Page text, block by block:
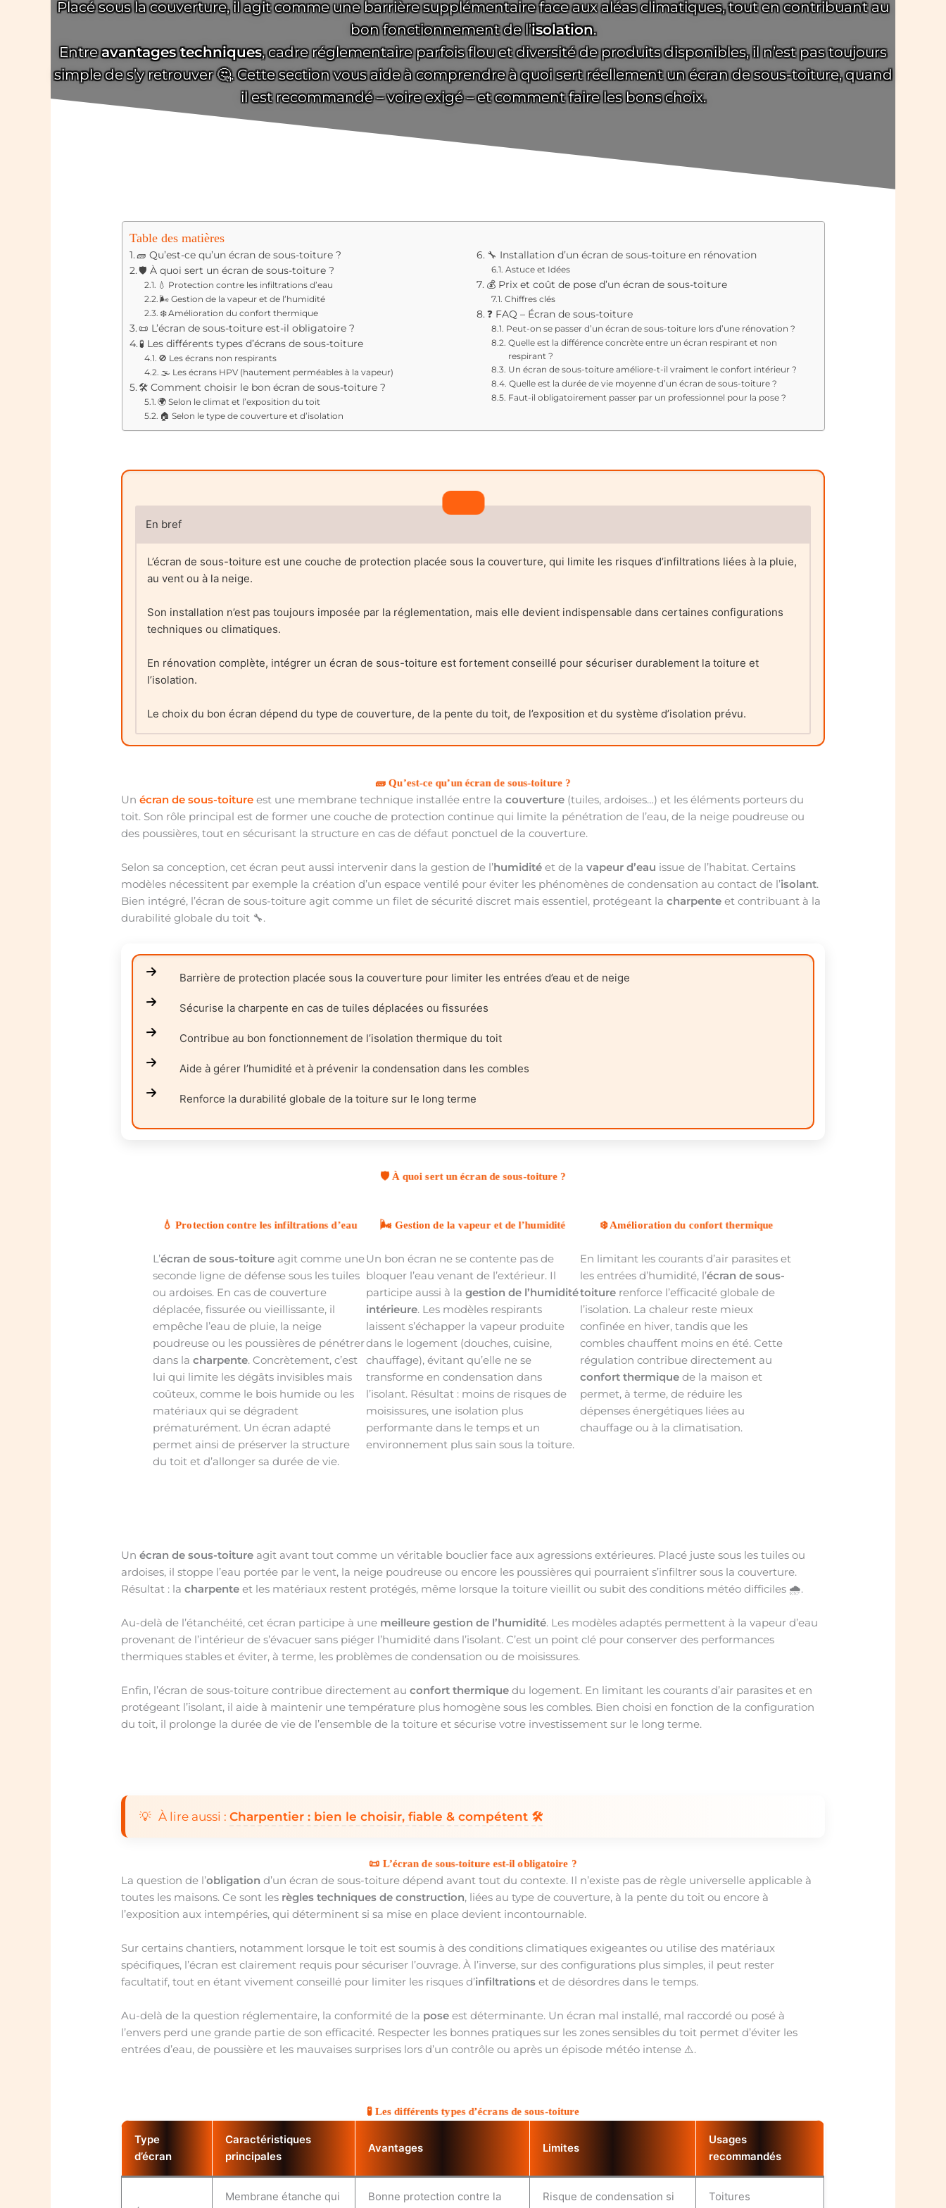
Placé sous la couverture, il agit comme une barrière supplémentaire face aux aléas climatiques, tout en contribuant au
bon fonctionnement de l’isolation.
Entreavantages techniques, cadre réglementaire parfois flou et diversité de produits disponibles, il n’est pas toujours
simple de s’y retrouver 🤔. Cette section vous aide à comprendre à quoi sert réellement un écran de sous-toiture, quand
il est recommandé – voire exigé – et comment faire les bons choix.
Table des matières
🧱 Qu’est-ce qu’un écran de sous-toiture ?
🛡️ À quoi sert un écran de sous-toiture ?
💧 Protection contre les infiltrations d’eau
🌬️ Gestion de la vapeur et de l’humidité
❄️ Amélioration du confort thermique
📜 L’écran de sous-toiture est-il obligatoire ?
🧪 Les différents types d’écrans de sous-toiture
🚫 Les écrans non respirants
🌫️ Les écrans HPV (hautement perméables à la vapeur)
🛠️ Comment choisir le bon écran de sous-toiture ?
🌍 Selon le climat et l’exposition du toit
🏠 Selon le type de couverture et d’isolation
🔧 Installation d’un écran de sous-toiture en rénovation
Astuce et Idées
💰 Prix et coût de pose d’un écran de sous-toiture
Chiffres clés
❓ FAQ – Écran de sous-toiture
Peut-on se passer d’un écran de sous-toiture lors d’une rénovation ?
Quelle est la différence concrète entre un écran respirant et non
respirant ?
Un écran de sous-toiture améliore-t-il vraiment le confort intérieur ?
Quelle est la durée de vie moyenne d’un écran de sous-toiture ?
Faut-il obligatoirement passer par un professionnel pour la pose ?
En bref
L’écran de sous-toiture est une couche de protection placée sous la couverture, qui limite les risques d’infiltrations liées à la pluie,
au vent ou à la neige.
Son installation n’est pas toujours imposée par la réglementation, mais elle devient indispensable dans certaines configurations
techniques ou climatiques.
En rénovation complète, intégrer un écran de sous-toiture est fortement conseillé pour sécuriser durablement la toiture et
l’isolation.
Le choix du bon écran dépend du type de couverture, de la pente du toit, de l’exposition et du système d’isolation prévu.
🧱 Qu’est-ce qu’un écran de sous-toiture ?
Unécran de sous-toiture est une membrane technique installée entre lacouverture (tuiles, ardoises…) et les éléments porteurs du
toit. Son rôle principal est de former une couche de protection continue qui limite la pénétration de l’eau, de la neige poudreuse ou
des poussières, tout en sécurisant la structure en cas de défaut ponctuel de la couverture.
Selon sa conception, cet écran peut aussi intervenir dans la gestion de l’humidité et de lavapeur d’eau issue de l’habitat. Certains
modèles nécessitent par exemple la création d’un espace ventilé pour éviter les phénomènes de condensation au contact de l’isolant.
Bien intégré, l’écran de sous-toiture agit comme un filet de sécurité discret mais essentiel, protégeant lacharpente et contribuant à la
durabilité globale du toit 🔧.
Barrière de protection placée sous la couverture pour limiter les entrées d’eau et de neige
Sécurise la charpente en cas de tuiles déplacées ou fissurées
Contribue au bon fonctionnement de l’isolation thermique du toit
Aide à gérer l’humidité et à prévenir la condensation dans les combles
Renforce la durabilité globale de la toiture sur le long terme
🛡️ À quoi sert un écran de sous-toiture ?
💧 Protection contre les infiltrations d’eau
L’écran de sous-toiture agit comme une
seconde ligne de défense sous les tuiles
ou ardoises. En cas de couverture
déplacée, fissurée ou vieillissante, il
empêche l’eau de pluie, la neige
poudreuse ou les poussières de pénétrer
dans lacharpente. Concrètement, c’est
lui qui limite les dégâts invisibles mais
coûteux, comme le bois humide ou les
matériaux qui se dégradent
prématurément. Un écran adapté
permet ainsi de préserver la structure
du toit et d’allonger sa durée de vie.
🌬️ Gestion de la vapeur et de l’humidité
Un bon écran ne se contente pas de
bloquer l’eau venant de l’extérieur. Il
participe aussi à lagestion de l’humidité
intérieure. Les modèles respirants
laissent s’échapper la vapeur produite
dans le logement (douches, cuisine,
chauffage), évitant qu’elle ne se
transforme en condensation dans
l’isolant. Résultat : moins de risques de
moisissures, une isolation plus
performante dans le temps et un
environnement plus sain sous la toiture.
❄️ Amélioration du confort thermique
En limitant les courants d’air parasites et
les entrées d’humidité, l’écran de sous-
toiturerenforce l’efficacité globale de
l’isolation. La chaleur reste mieux
confinée en hiver, tandis que les
combles chauffent moins en été. Cette
régulation contribue directement au
confort thermiquede la maison et
permet, à terme, de réduire les
dépenses énergétiques liées au
chauffage ou à la climatisation.
Unécran de sous-toiture agit avant tout comme un véritable bouclier face aux agressions extérieures. Placé juste sous les tuiles ou
ardoises, il stoppe l’eau portée par le vent, la neige poudreuse ou encore les poussières qui pourraient s’infiltrer sous la couverture.
Résultat : lacharpente et les matériaux restent protégés, même lorsque la toiture vieillit ou subit des conditions météo difficiles 🌧️.
Au-delà de l’étanchéité, cet écran participe à une meilleure gestion de l’humidité. Les modèles adaptés permettent à la vapeur d’eau
provenant de l’intérieur de s’évacuer sans piéger l’humidité dans l’isolant. C’est un point clé pour conserver des performances
thermiques stables et éviter, à terme, les problèmes de condensation ou de moisissures.
Enfin, l’écran de sous-toiture contribue directement auconfort thermique du logement. En limitant les courants d’air parasites et en
protégeant l’isolant, il aide à maintenir une température plus homogène sous les combles. Bien choisi en fonction de la configuration
du toit, il prolonge la durée de vie de l’ensemble de la toiture et sécurise votre investissement sur le long terme.
À lire aussi :Charpentier : bien le choisir, fiable & compétent 🛠️
📜 L’écran de sous-toiture est-il obligatoire ?
La question de l’obligation d’un écran de sous-toiture dépend avant tout du contexte. Il n’existe pas de règle universelle applicable à
toutes les maisons. Ce sont les règles techniques de construction, liées au type de couverture, à la pente du toit ou encore à
l’exposition aux intempéries, qui déterminent si sa mise en place devient incontournable.
Sur certains chantiers, notamment lorsque le toit est soumis à des conditions climatiques exigeantes ou utilise des matériaux
spécifiques, l’écran est clairement requis pour sécuriser l’ouvrage. À l’inverse, sur des configurations plus simples, il peut rester
facultatif, tout en étant vivement conseillé pour limiter les risques d’infiltrations et de désordres dans le temps.
Au-delà de la question réglementaire, la conformité de la pose est déterminante. Un écran mal installé, mal raccordé ou posé à
l’envers perd une grande partie de son efficacité. Respecter les bonnes pratiques sur les zones sensibles du toit permet d’éviter les
entrées d’eau, de poussière et les mauvaises surprises lors d’un contrôle ou après un épisode météo intense ⚠️.
🧪 Les différents types d’écrans de sous-toiture
Type
d’écran
Caractéristiques
principales
Avantages Limites
Usages
recommandés
Membrane étanche qui
Bonne protection contre la
Risque de condensation si
Toitures